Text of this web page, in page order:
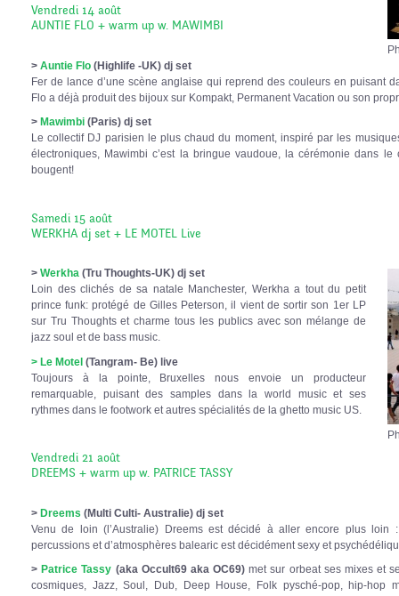
Vendredi 14 août
AUNTIE FLO + warm up w. MAWIMBI
> Auntie Flo (Highlife -UK) dj set
Fer de lance d’une scène anglaise qui reprend des couleurs en puisant
Flo a déjà produit des bijoux sur Kompakt, Permanent Vacation ou son
> Mawimbi (Paris) dj set
Le collectif DJ parisien le plus chaud du moment, inspiré par les
électroniques, Mawimbi c’est la bringue vaudoue, la cérémonie dans
bougent!
Samedi 15 août
WERKHA dj set + LE MOTEL Live
> Werkha (Tru Thoughts-UK) dj set
Loin des clichés de sa natale Manchester, Werkha a tout du petit
prince funk: protégé de Gilles Peterson, il vient de sortir son 1er LP
sur Tru Thoughts et charme tous les publics avec son mélange de
jazz soul et de bass music.
> Le Motel (Tangram- Be) live
Toujours à la pointe, Bruxelles nous envoie un producteur
remarquable, puisant des samples dans la world music et ses
rythmes dans le footwork et autres spécialités de la ghetto music US.
Vendredi 21 août
DREEMS + warm up w. PATRICE TASSY
> Dreems (Multi Culti- Australie) dj set
Venu de loin (l’Australie) Dreems est décidé à aller encore plus loin
percussions et d’atmosphères balearic est décidément sexy et
> Patrice Tassy (aka Occult69 aka OC69) met sur orbeat ses mixes et
cosmiques, Jazz, Soul, Dub, Deep House, Folk pysché-pop, hip-hop